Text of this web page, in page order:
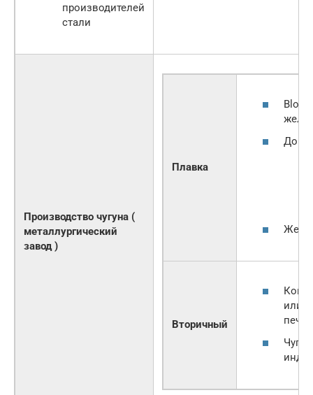
производителей
стали
Производство чугуна (
металлургический
завод )
Плавка
Вторичный
или
печь )